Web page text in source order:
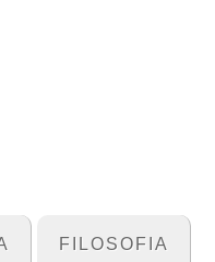
FILOSOFIA